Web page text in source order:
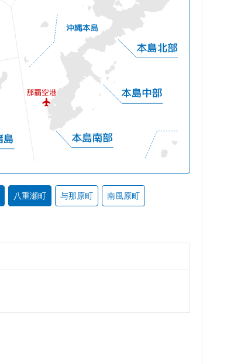
八重瀬町 与那原町 南風原町